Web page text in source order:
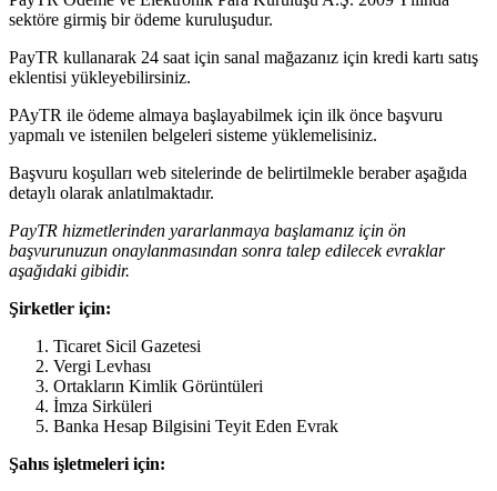
sektöre girmiş bir ödeme kuruluşudur.
PayTR kullanarak 24 saat için sanal mağazanız için kredi kartı satış
eklentisi yükleyebilirsiniz.
PAyTR ile ödeme almaya başlayabilmek için ilk önce başvuru
yapmalı ve istenilen belgeleri sisteme yüklemelisiniz.
Başvuru koşulları web sitelerinde de belirtilmekle beraber aşağıda
detaylı olarak anlatılmaktadır.
PayTR hizmetlerinden yararlanmaya başlamanız için ön
başvurunuzun onaylanmasından sonra talep edilecek evraklar
aşağıdaki gibidir.
Şirketler için:
Ticaret Sicil Gazetesi
Vergi Levhası
Ortakların Kimlik Görüntüleri
İmza Sirküleri
Banka Hesap Bilgisini Teyit Eden Evrak
Şahıs işletmeleri için: